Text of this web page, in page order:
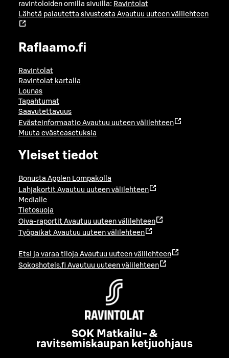
ravintoloiden omilla sivuilla: Ravintolat
Lähetä palautetta sivustosta Avautuu uuteen välilehteen
Raflaamo.fi
Ravintolat
Ravintolat kartalla
Lounas
Tapahtumat
Saavutettavuus
Evästeinformaatio Avautuu uuteen välilehteen
Muuta evästeasetuksia
Yleiset tiedot
Bonusta Applen Lompakolla
Lahjakortit Avautuu uuteen välilehteen
Medialle
Tietosuoja
Oiva-raportit Avautuu uuteen välilehteen
Työpaikat Avautuu uuteen välilehteen
Etsi ja varaa tiloja Avautuu uuteen välilehteen
Sokoshotels.fi Avautuu uuteen välilehteen
SOK Matkailu- &
ravitsemiskaupan ketjuohjaus